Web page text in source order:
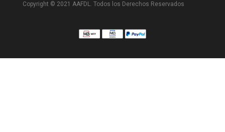
Copyright © 2021 AAFDL. Todos los Derechos Reservados